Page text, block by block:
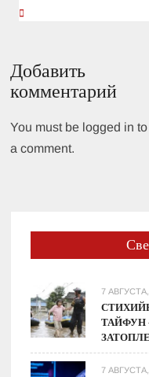
Добавить
комментарий
You must be logged in
a comment.
7
ТАЙФУН
7